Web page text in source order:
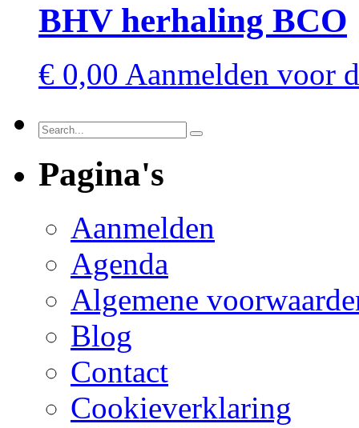
BHV herhaling BCO
€ 0,00 Aanmelden voor
Pagina's
Aanmelden
Agenda
Algemene
Blog
Contact
Cookieverklaring